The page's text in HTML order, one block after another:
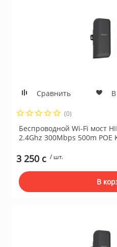
Сравнить
(0)
Беспроводной Wi-Fi мост
2.4Ghz 300Mbps 500m POE
3 250 c / шт.
В